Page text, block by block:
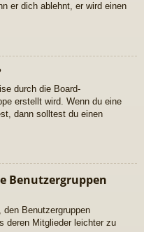
er dich ablehnt, er wird einen
durch die Board-
erstellt wird. Wenn du eine
dann solltest du einen
Benutzergruppen
Benutzergruppen
deren Mitglieder leichter zu